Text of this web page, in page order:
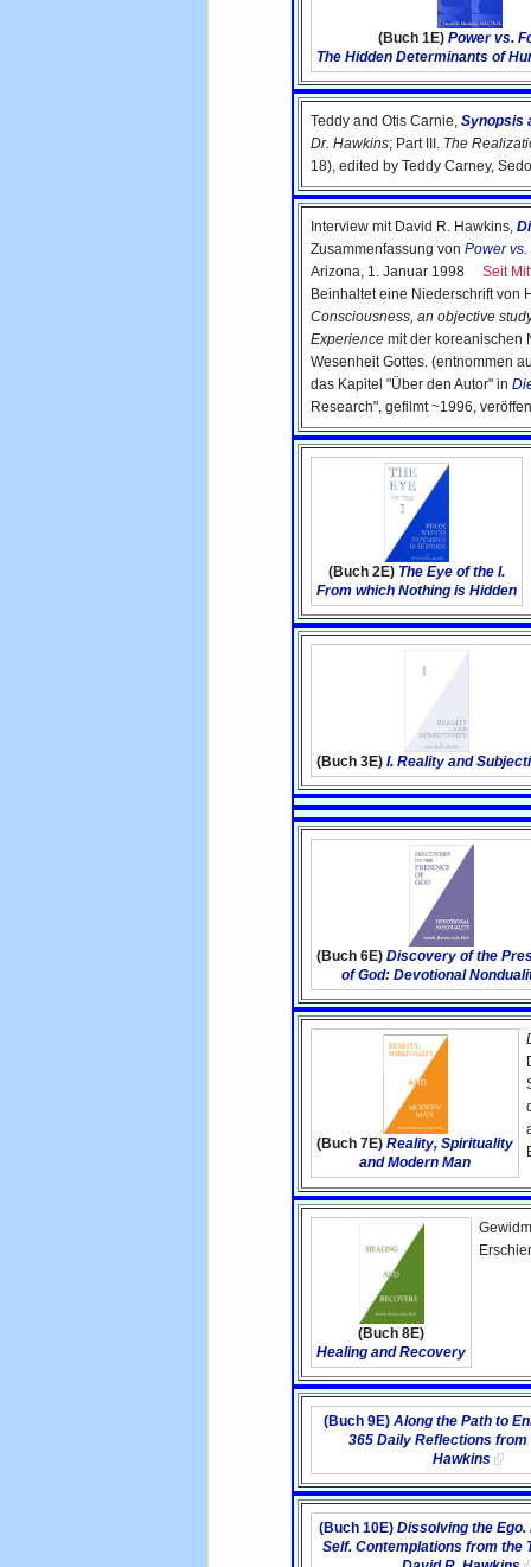
(Buch 1E)Power vs.
The Hidden Determinants of
Teddy and Otis Carnie,Synopsis
Dr. Hawkins; Part III. The
18), edited by Teddy Carney,
Interview mit David R. Hawkins,
Zusammenfassung vonPower vs.
Arizona, 1. Januar 1998
Seit
Beinhaltet eine Niederschrift von
Consciousness, an objective
Experience mit der koreanischen
Wesenheit Gottes. (entnommen
das Kapitel "Über den Autor" in
Research", gefilmt ~1996,
(Buch 2E) The Eye of the I.
From which Nothing is Hidden
(Buch 3E)I. Reality and
(Buch 6E)Discovery of the
of God: Devotional
(Buch 7E)Reality, Spirituality
and Modern Man
(Buch 8E)
Healing and Recovery
(Buch 9E) Along the Path to
365 Daily Reflections from
Hawkins
(Buch 10E) Dissolving the Ego.
Self. Contemplations from the